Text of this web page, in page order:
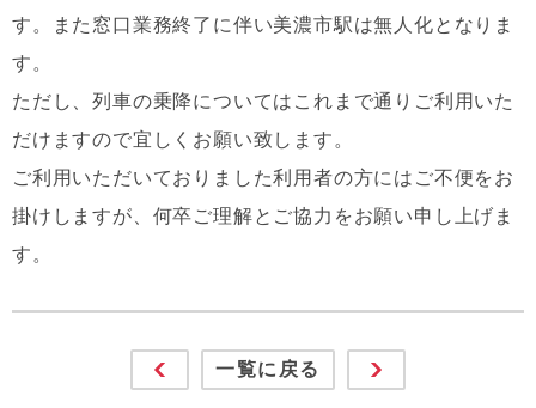
す。また窓口業務終了に伴い美濃市駅は無人化となりま
す。
ただし、列車の乗降についてはこれまで通りご利用いた
だけますので宜しくお願い致します。
ご利用いただいておりました利用者の方にはご不便をお
掛けしますが、何卒ご理解とご協力をお願い申し上げま
す。
一覧に戻る